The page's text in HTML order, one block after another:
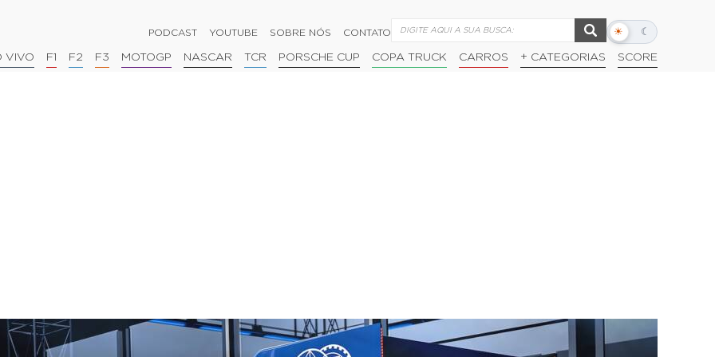
PODCAST YOUTUBE SOBRE NÓS CONTATO ☀ ☾
Alternar
escuro
VIVO F1 F2 F3 MOTOGP NASCAR TCR PORSCHE CUP COPA TRUCK CARROS + CATEGORIAS SCORE